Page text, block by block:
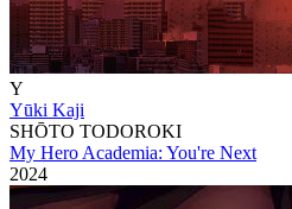
Y
Yūki Kaji
SHŌTO TODOROKI
My Hero Academia: You're Next
2024